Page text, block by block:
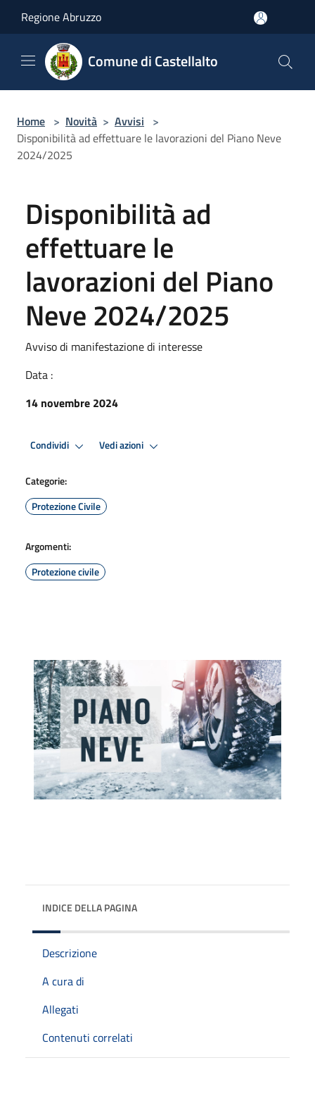
Regione Abruzzo
Comune di Castellalto
Home > Novità > Avvisi >
Disponibilità ad effettuare le lavorazioni del Piano Neve
2024/2025
Disponibilità ad
effettuare le
lavorazioni del Piano
Neve 2024/2025
Avviso di manifestazione di interesse
Data :
14 novembre 2024
Condividi Vedi azioni
Categorie:
Protezione Civile
Argomenti:
Protezione civile
INDICE DELLA PAGINA
Descrizione
A cura di
Allegati
Contenuti correlati